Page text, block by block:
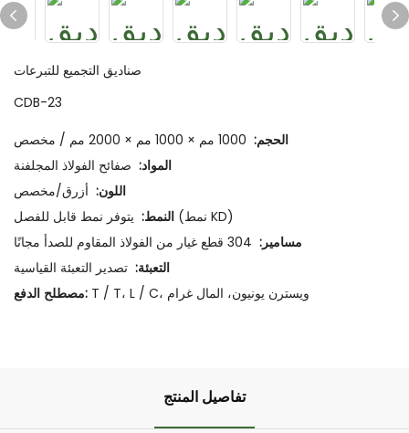
صناديق التجميع للتبرعات
CDB-23
الحجم:
المواد: صفائح الفولاذ المجلفنة
اللون: أزرق/مخصص
النمط:
يتوفر نمط قابل للفصل (نمط KD)
مسامير:
التعبئة: تصدير التعبئة القياسية
مصطلح الدفع:
T / T، L / C، ويسترن يونيون، المال غرام
تفاصيل المنتج